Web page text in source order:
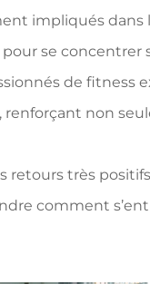
impliqués dans
se concentrer
de fitness
non
très
comment